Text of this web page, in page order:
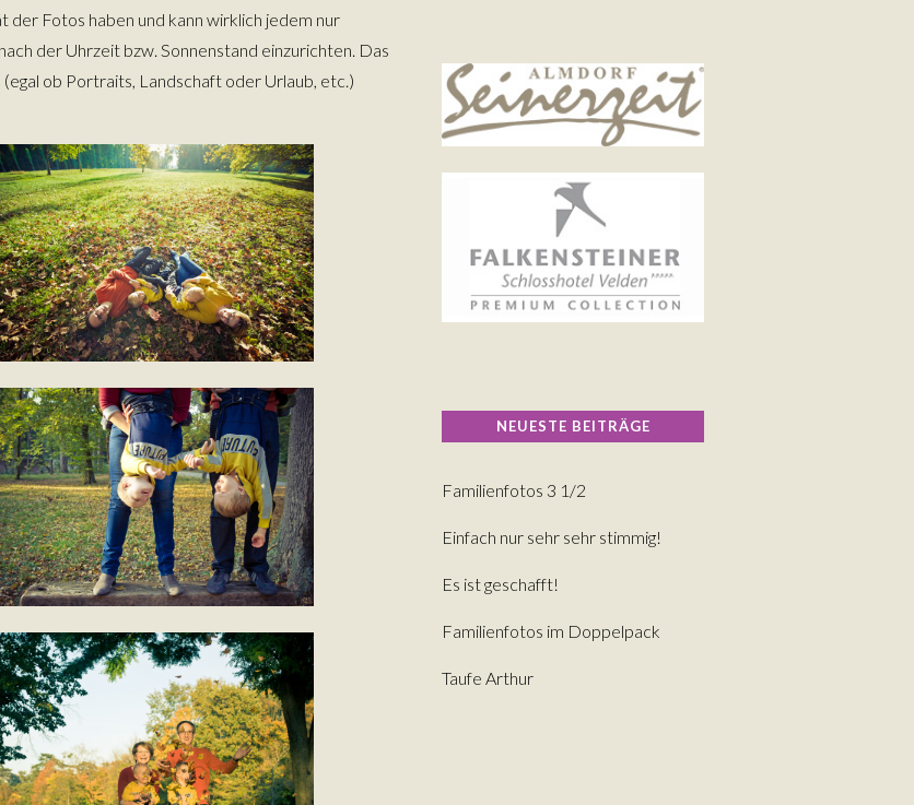
der Fotos haben und kann wirklich jedem nur
der Uhrzeit bzw. Sonnenstand einzurichten. Das
ob Portraits, Landschaft oder Urlaub, etc.)
NEUESTE BEITRÄGE
Familienfotos 3 1/2
Einfach nur sehr sehr stimmig!
Es ist geschafft!
Familienfotos im Doppelpack
Taufe Arthur